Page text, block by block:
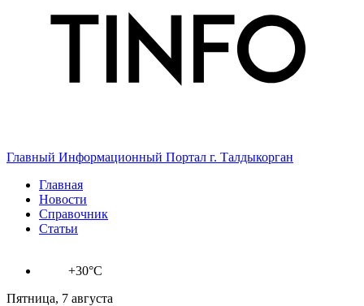
Главный Информационный Портал г. Талдыкорган
Главная
Новости
Справочник
Статьи
+30°C
Пятница, 7 августа